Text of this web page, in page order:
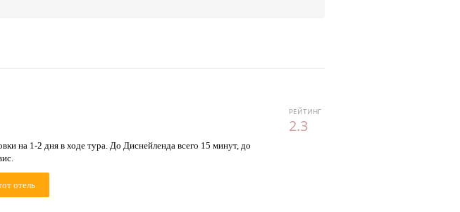
РЕЙТИНГ
2.3
на 1-2 дня в ходе тура. До Диснейленда всего 15 минут, до
отель